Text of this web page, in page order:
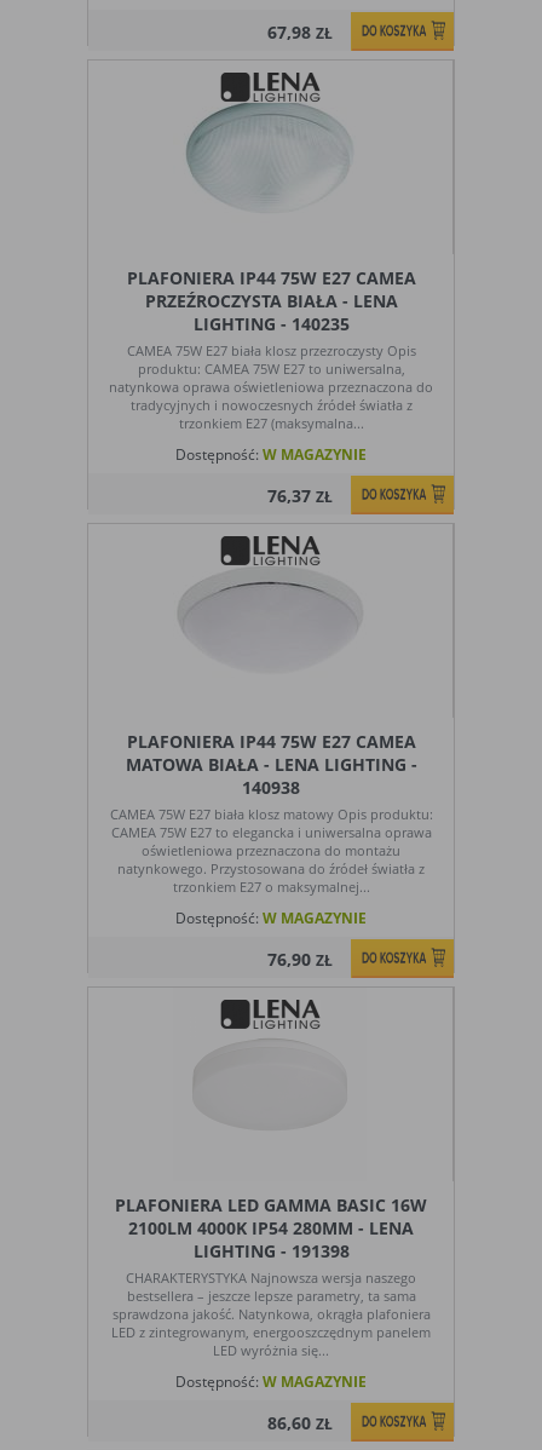
67,98ZŁ
PLAFONIERA IP44 75W E27 CAMEA
PRZEŹROCZYSTA BIAŁA - LENA
LIGHTING - 140235
CAMEA 75W E27 biała klosz przezroczysty Opis
produktu: CAMEA 75W E27 to uniwersalna,
natynkowa oprawa oświetleniowa przeznaczona do
tradycyjnych i nowoczesnych źródeł światła z
trzonkiem E27 (maksymalna...
Dostępność: W MAGAZYNIE
76,37ZŁ
PLAFONIERA IP44 75W E27 CAMEA
MATOWA BIAŁA - LENA LIGHTING -
140938
CAMEA 75W E27 biała klosz matowy Opis produktu:
CAMEA 75W E27 to elegancka i uniwersalna oprawa
oświetleniowa przeznaczona do montażu
natynkowego. Przystosowana do źródeł światła z
trzonkiem E27 o maksymalnej...
Dostępność: W MAGAZYNIE
76,90ZŁ
PLAFONIERA LED GAMMA BASIC 16W
2100LM 4000K IP54 280MM - LENA
LIGHTING - 191398
CHARAKTERYSTYKA Najnowsza wersja naszego
bestsellera – jeszcze lepsze parametry, ta sama
sprawdzona jakość. Natynkowa, okrągła plafoniera
LED z zintegrowanym, energooszczędnym panelem
LED wyróżnia się...
Dostępność: W MAGAZYNIE
86,60ZŁ